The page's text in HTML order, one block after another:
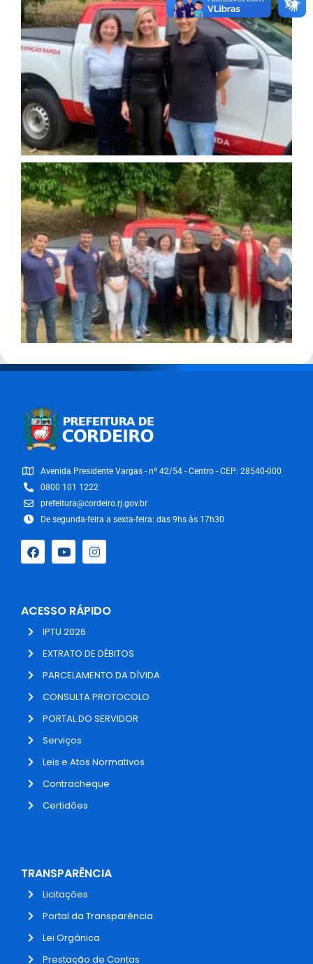
Avenida Presidente Vargas - nº 42/54 - Centro - CEP: 28540-000
0800 101 1222
prefeitura@cordeiro.rj.gov.br
De segunda-feira a sexta-feira: das 9hs às 17h30
ACESSO RÁPIDO
IPTU 2026
EXTRATO DE DÉBITOS
PARCELAMENTO DA DÍVIDA
CONSULTA PROTOCOLO
PORTAL DO SERVIDOR
Serviços
Leis e Atos Normativos
Contracheque
Certidões
TRANSPARÊNCIA
Licitações
Portal da Transparência
Lei Orgânica
Prestação de Contas